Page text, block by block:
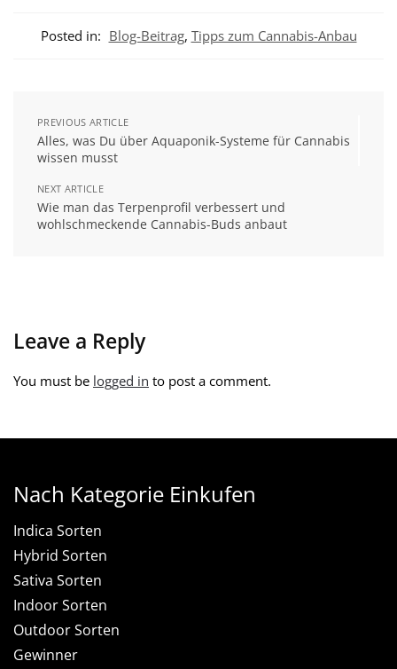
Posted in: Blog-Beitrag, Tipps zum Cannabis-Anbau
PREVIOUS ARTICLE
Alles, was Du über Aquaponik-Systeme für Cannabis
wissen musst
NEXT ARTICLE
Wie man das Terpenprofil verbessert und
wohlschmeckende Cannabis-Buds anbaut
Leave a Reply
You must be logged in to post a comment.
Nach Kategorie Einkufen
Indica Sorten
Hybrid Sorten
Sativa Sorten
Indoor Sorten
Outdoor Sorten
Gewinner